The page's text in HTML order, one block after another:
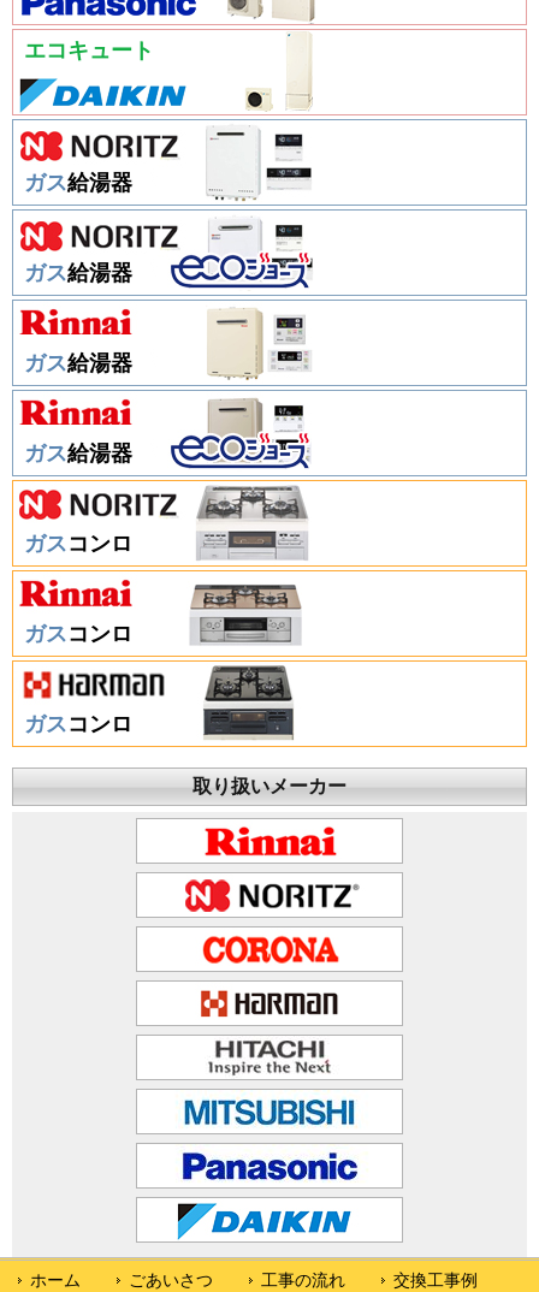
エコキュート
ガス給湯器
ガス給湯器
ガス給湯器
ガス給湯器
ガスコンロ
ガスコンロ
ガスコンロ
取り扱いメーカー
ホーム ごあいさつ 工事の流れ 交換工事例